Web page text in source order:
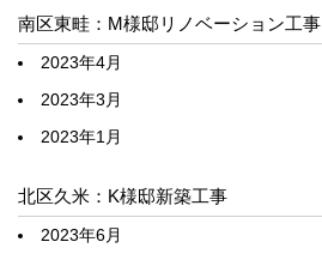
南区東畦：M様邸リノベーション工事
2023年4月
2023年3月
2023年1月
北区久米：K様邸新築工事
2023年6月